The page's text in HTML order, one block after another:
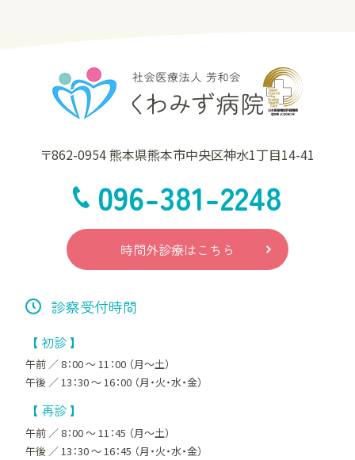
〒862-0954 熊本県熊本市中央区神水1丁目14-41
096-381-2248
時間外診療はこちら
診察受付時間
【 初診 】
午前 ／ 8：00 ～ 11：00 （月～土）
午後 ／ 13：30 ～ 16：00 （月・火・水・金）
【 再診 】
午前 ／ 8：00 ～ 11：45 （月～土）
午後 ／ 13：30 ～ 16：45 （月・火・水・金）